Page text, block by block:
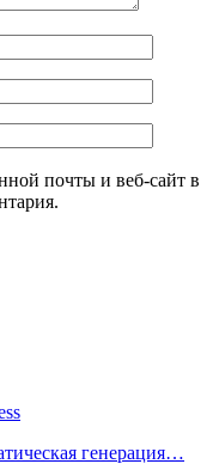
почты и веб-сайт в
генерация…